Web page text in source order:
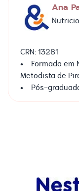
Ana
CRN: 13281
• Formada em
Metodista de
• Pós-
(Universidade